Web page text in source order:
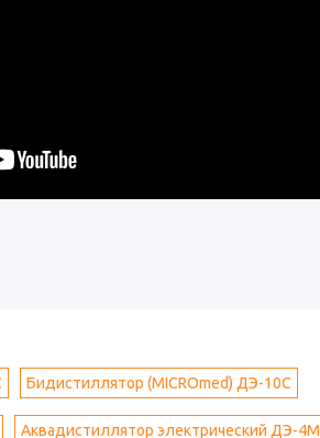
Бидистиллятор (MICROmed) ДЭ-10С
Аквадистиллятор электрический ДЭ-4М